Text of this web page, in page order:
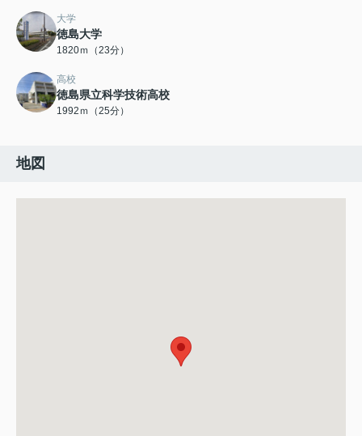
大学
徳島大学
1820ｍ（23分）
高校
徳島県立科学技術高校
1992ｍ（25分）
地図